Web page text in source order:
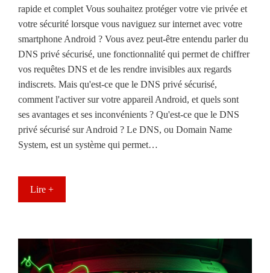
rapide et complet Vous souhaitez protéger votre vie privée et
votre sécurité lorsque vous naviguez sur internet avec votre
smartphone Android ? Vous avez peut-être entendu parler du
DNS privé sécurisé, une fonctionnalité qui permet de chiffrer
vos requêtes DNS et de les rendre invisibles aux regards
indiscrets. Mais qu'est-ce que le DNS privé sécurisé,
comment l'activer sur votre appareil Android, et quels sont
ses avantages et ses inconvénients ? Qu'est-ce que le DNS
privé sécurisé sur Android ? Le DNS, ou Domain Name
System, est un système qui permet…
Lire +